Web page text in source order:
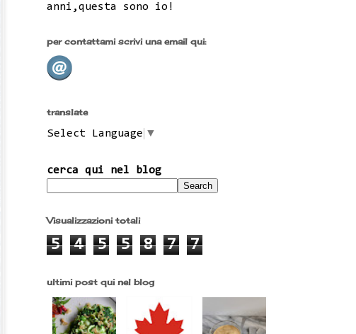
anni,questa sono io!
per contattami scrivi una email qui:
translate
Select Language ▼
cerca qui nel blog
Visualizzazioni totali
5 4 5 5 8 7 7
ultimi post qui nel blog